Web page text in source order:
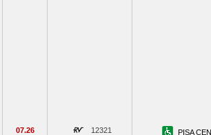
07.26 12321 PISA